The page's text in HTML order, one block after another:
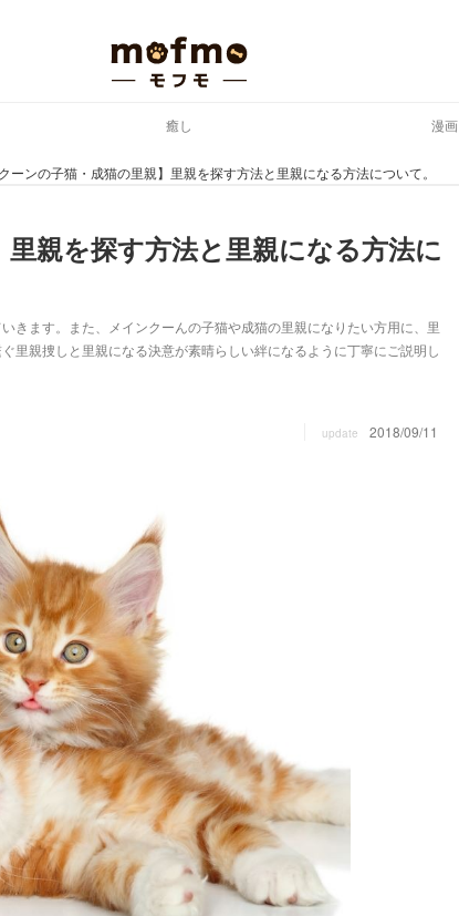
癒し 漫画
ーンの子猫・成猫の里親】里親を探す方法と里親になる方法について。
里親を探す方法と里親になる方法に
きます。また、メインクーんの子猫や成猫の里親になりたい方用に、里
里親捜しと里親になる決意が素晴らしい絆になるように丁寧にご説明し
update 2018/09/11